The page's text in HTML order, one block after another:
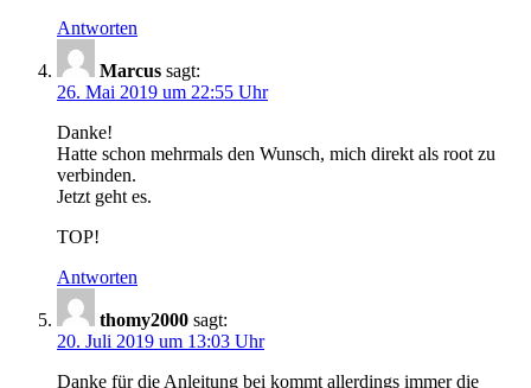
Antworten
Marcus sagt:
26. Mai 2019 um 22:55 Uhr
Danke!
Hatte schon mehrmals den Wunsch, mich direkt als root zu
verbinden.
Jetzt geht es.
TOP!
Antworten
thomy2000 sagt:
20. Juli 2019 um 13:03 Uhr
Danke für die Anleitung bei kommt allerdings immer die